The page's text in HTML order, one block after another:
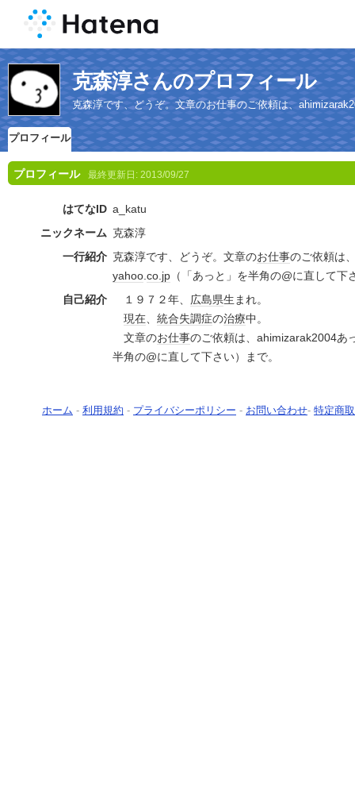
克森淳さんのプロフィール
克森淳です、どうぞ。文章のお仕事のご依頼は、
プロフィール
プロフィール 最終更新日: 2013/09/27
はてなID a_katu
ニックネーム 克森淳
一行紹介 克森淳です、どうぞ。文章のお仕事のご依頼は
yahoo.co.jp （「あっと」を半角の@に直して下
自己紹介
１９７２年、 広島県生まれ。
現在、 統合失調症の治療中。
文章のお仕事のご依頼は、ahimizarak2004あ
半角の@に直して下さい）まで。
ホーム - 利用規約 - プライバシーポリシー - お問い合わせ- 特定商